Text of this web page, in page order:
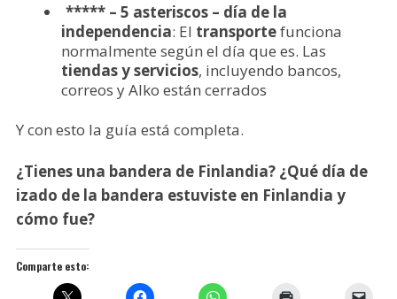
***** – 5 asteriscos – día de la
independencia: El transportefunciona
normalmente según el día que es. Las
tiendas y servicios, incluyendo bancos,
correos y Alko están cerrados
Y con esto la guía está completa.
¿Tienes una bandera de Finlandia? ¿Qué día de
izado de la bandera estuviste en Finlandia y
cómo fue?
Comparte esto: